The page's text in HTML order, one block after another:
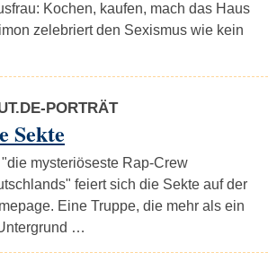
Kochen, kaufen, mach das Haus
zelebriert den Sexismus wie kein
PORTRÄT
Sekte
mysteriöseste Rap-Crew
feiert sich die Sekte auf der
Eine Truppe, die mehr als ein
…